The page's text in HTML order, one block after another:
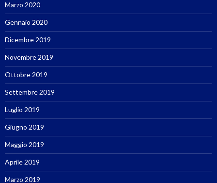
Marzo 2020
Gennaio 2020
Dicembre 2019
Novembre 2019
Ottobre 2019
Settembre 2019
Luglio 2019
Giugno 2019
Maggio 2019
Aprile 2019
Marzo 2019